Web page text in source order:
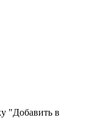
"Добавить в